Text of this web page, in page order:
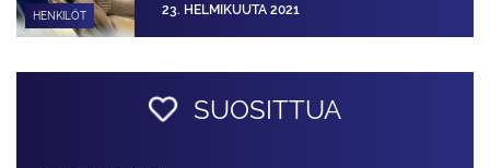
HENKILÖT 23. HELMIKUUTA 2021
SUOSITTUA